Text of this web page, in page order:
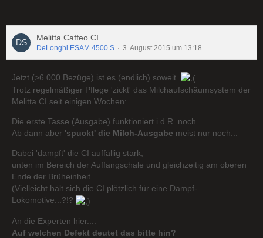
Melitta Caffeo CI
DeLonghi ESAM 4500 S 3. August 2015 um 13:18
Jetzt (>6.000 Bezüge) ist es (endlich) soweit.
Trotz regelmäßiger Pflege 'zickt' das Milchaufschäumsystem der
Melitta CI seit einigen Wochen:
Die erste Tasse (Ausgabe) funktioniert i.d.R. noch...
Ab dann aber 'spuckt' die Milch-Ausgabe meist nur noch...
Dabei 'dampft' die CI auffällig stark,
unten im Bereich der Auffangschale und gleichzeitig am oberen
Ende der Brüheinheit.
(Vielleicht hält sich die CI plötzlich für eine Dampf-
Lokomotive...?!?
An die Experten hier...:
Auf welchen Defekt deutet das bitte hin?